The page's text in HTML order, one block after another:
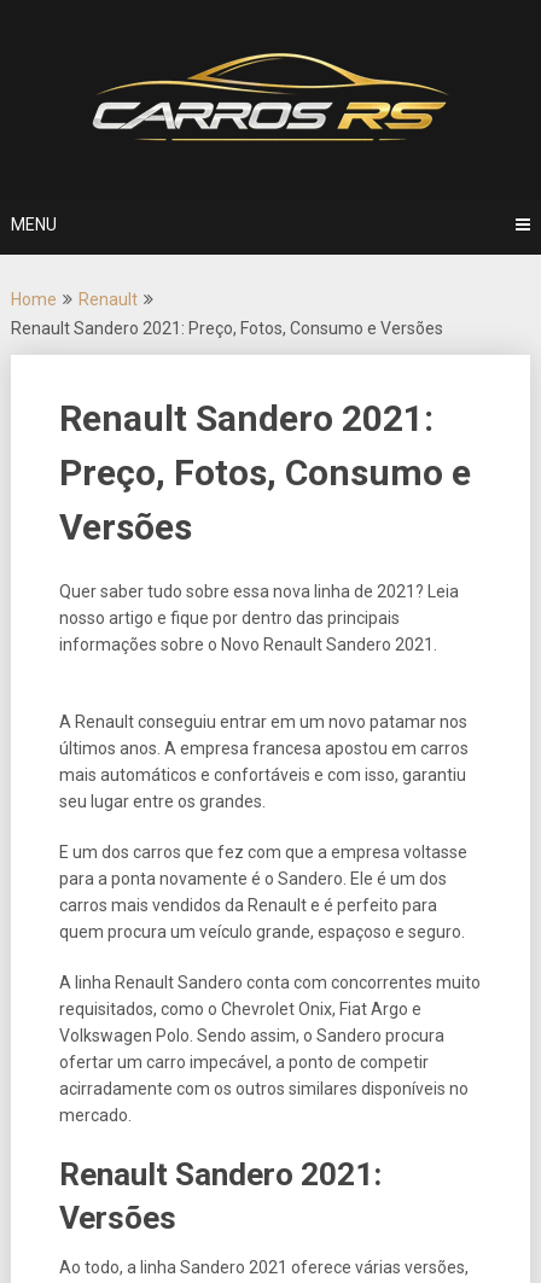
MENU
Home
Renault
Renault Sandero 2021: Preço, Fotos, Consumo e Versões
Renault Sandero 2021:
Preço, Fotos, Consumo e
Versões
Quer saber tudo sobre essa nova linha de 2021? Leia
nosso artigo e fique por dentro das principais
informações sobre o Novo Renault Sandero 2021.
A Renault conseguiu entrar em um novo patamar nos
últimos anos. A empresa francesa apostou em carros
mais automáticos e confortáveis e com isso, garantiu
seu lugar entre os grandes.
E um dos carros que fez com que a empresa voltasse
para a ponta novamente é o Sandero. Ele é um dos
carros mais vendidos da Renault e é perfeito para
quem procura um veículo grande, espaçoso e seguro.
A linha Renault Sandero conta com concorrentes muito
requisitados, como o Chevrolet Onix, Fiat Argo e
Volkswagen Polo. Sendo assim, o Sandero procura
ofertar um carro impecável, a ponto de competir
acirradamente com os outros similares disponíveis no
mercado.
Renault Sandero 2021:
Versões
Ao todo, a linha Sandero 2021 oferece várias versões,